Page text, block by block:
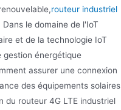
routeur industriel
le domaine de l'IoT
et de la technologie IoT
gestion énergétique
assurer une connexion
des équipements solaires
du routeur 4G LTE industriel